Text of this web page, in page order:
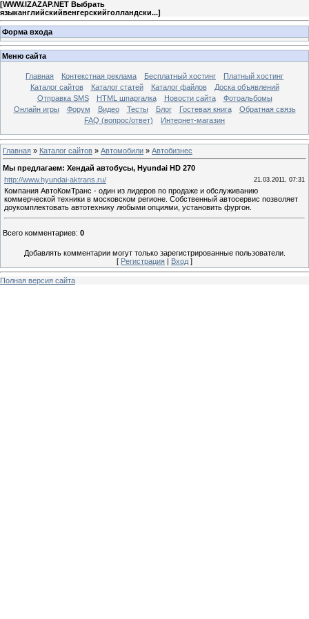
[WWW.IZAZAP.NET Выбрать
языканглийскийвенгерскийголландски...]
Форма входа
Меню сайта
Главная Контекстная реклама Бесплатный хостинг
Платный хостинг
Каталог сайтов
Каталог статей Каталог файлов
Доска объявлений
Отправка SMS
HTML шпаргалка Новости сайта
Фотоальбомы
Онлайн игры
Форум Видео Тесты Блог Гостевая книга
Обратная связь
FAQ (вопрос/ответ)
Интернет-магазин
Главная » Каталог сайтов » Автомобили » Автобизнес
Мы предлагаем: Хендай автобусы, Hyundai HD 270
http://www.hyundai-aktrans.ru/
21.03.2011, 07:31
Компания АвтоКомТранс - один из лидеров по продаже и обслуживанию
коммерческой техники в московском регионе. Собственный автосервис позволяет
доукомплектовать автотехнику любыми опциями, установить фургон.
Всего комментариев: 0
Добавлять комментарии могут только зарегистрированные пользователи.
[ Регистрация | Вход ]
Полная версия сайта